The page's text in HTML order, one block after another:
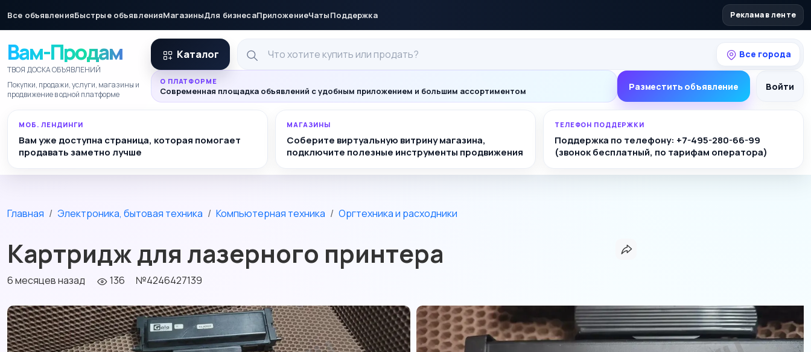
Все объявленияБыстрые объявленияМагазиныДля бизнесаПриложениеЧатыПоддержка Реклама в ленте
Вам-Продам
ТВОЯ ДОСКА ОБЪЯВЛЕНИЙ
Покупки, продажи, услуги, магазины и
продвижение в одной платформе
Каталог Все города
О ПЛАТФОРМЕ
Современная площадка объявлений с удобным приложением и большим ассортиментом Разместить объявление Войти
МОБ. ЛЕНДИНГИ
Вам уже доступна страница, которая помогает
продавать заметно лучше
МАГАЗИНЫ
Соберите виртуальную витрину магазина,
подключите полезные инструменты продвижения
ТЕЛЕФОН ПОДДЕРЖКИ
Поддержка по телефону: +7-495-280-66-99
(звонок бесплатный, по тарифам оператора)
Главная Электроника, бытовая техника Компьютерная техника Оргтехника и расходники
Картридж для лазерного принтера
6 месяцев назад 136 №4246427139